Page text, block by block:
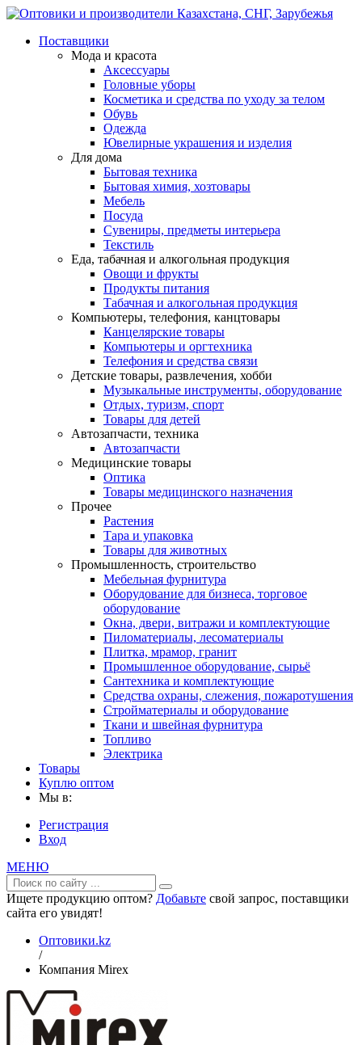
Поставщики
Мода и красота
Аксессуары
Головные уборы
Косметика и средства по уходу за телом
Обувь
Одежда
Ювелирные украшения и изделия
Для дома
Бытовая техника
Бытовая химия, хозтовары
Мебель
Посуда
Сувениры, предметы интерьера
Текстиль
Еда, табачная и алкогольная продукция
Овощи и фрукты
Продукты питания
Табачная и алкогольная продукция
Компьютеры, телефония, канцтовары
Канцелярские товары
Компьютеры и оргтехника
Телефония и средства связи
Детские товары, развлечения, хобби
Музыкальные инструменты, оборудование
Отдых, туризм, спорт
Товары для детей
Автозапчасти, техника
Автозапчасти
Медицинские товары
Оптика
Товары медицинского назначения
Прочее
Растения
Тара и упаковка
Товары для животных
Промышленность, строительство
Мебельная фурнитура
Оборудование для бизнеса, торговое
оборудование
Окна, двери, витражи и комплектующие
Пиломатериалы, лесоматериалы
Плитка, мрамор, гранит
Промышленное оборудование, сырьё
Сантехника и комплектующие
Средства охраны, слежения, пожаротушения
Стройматериалы и оборудование
Ткани и швейная фурнитура
Топливо
Электрика
Товары
Куплю оптом
Мы в:
Регистрация
Вход
МЕНЮ
Ищете продукцию оптом? Добавьте свой запрос, поставщики
сайта его увидят!
Оптовики.kz
/
Компания Mirex